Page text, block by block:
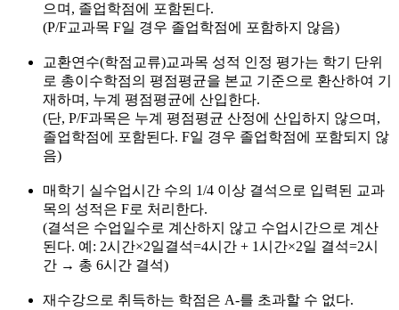
으며, 졸업학점에 포함된다.
(P/F교과목 F일 경우 졸업학점에 포함하지 않음)
교환연수(학점교류)교과목 성적 인정 평가는 학기 단위
로 총이수학점의 평점평균을 본교 기준으로 환산하여 기
재하며, 누계 평점평균에 산입한다.
(단, P/F과목은 누계 평점평균 산정에 산입하지 않으며,
졸업학점에 포함된다. F일 경우 졸업학점에 포함되지 않
음)
매학기 실수업시간 수의 1/4 이상 결석으로 입력된 교과
목의 성적은 F로 처리한다.
(결석은 수업일수로 계산하지 않고 수업시간으로 계산
된다. 예: 2시간×2일결석=4시간 + 1시간×2일 결석=2시
간 → 총 6시간 결석)
재수강으로 취득하는 학점은 A-를 초과할 수 없다.